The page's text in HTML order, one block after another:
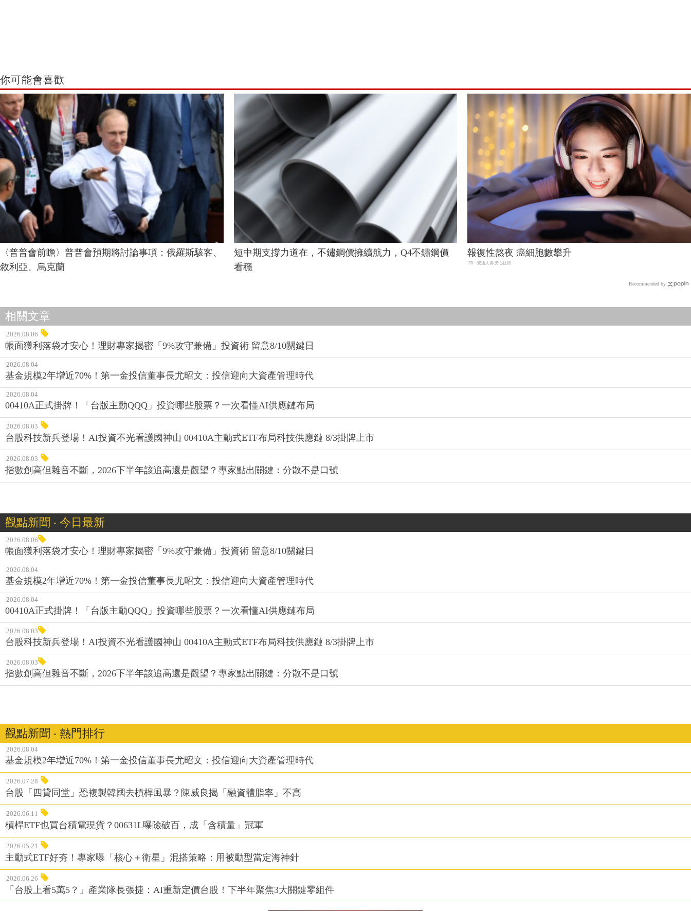
你可能會喜歡
〈普普會前瞻〉普普會預期將討論事項：俄羅斯駭客、
敘利亞、烏克蘭
短中期支撐力道在，不鏽鋼價擁續航力，Q4不鏽鋼價
看穩
報復性熬夜 癌細胞數攀升
PR・安達人壽 安心抗癌
Recommended by
相關文章
2026.08.06
帳面獲利落袋才安心！理財專家揭密「9%攻守兼備」投資術 留意8/10關鍵日
2026.08.04
基金規模2年增近70%！第一金投信董事長尤昭文：投信迎向大資產管理時代
2026.08.04
00410A正式掛牌！「台版主動QQQ」投資哪些股票？一次看懂AI供應鏈布局
2026.08.03
台股科技新兵登場！AI投資不光看護國神山 00410A主動式ETF布局科技供應鏈 8/3掛牌上市
2026.08.03
指數創高但雜音不斷，2026下半年該追高還是觀望？專家點出關鍵：分散不是口號
觀點新聞 ‧ 今日最新
2026.08.06
帳面獲利落袋才安心！理財專家揭密「9%攻守兼備」投資術 留意8/10關鍵日
2026.08.04
基金規模2年增近70%！第一金投信董事長尤昭文：投信迎向大資產管理時代
2026.08.04
00410A正式掛牌！「台版主動QQQ」投資哪些股票？一次看懂AI供應鏈布局
2026.08.03
台股科技新兵登場！AI投資不光看護國神山 00410A主動式ETF布局科技供應鏈 8/3掛牌上市
2026.08.03
指數創高但雜音不斷，2026下半年該追高還是觀望？專家點出關鍵：分散不是口號
觀點新聞 ‧ 熱門排行
2026.08.04
基金規模2年增近70%！第一金投信董事長尤昭文：投信迎向大資產管理時代
2026.07.28
台股「四貸同堂」恐複製韓國去槓桿風暴？陳威良揭「融資體脂率」不高
2026.06.11
槓桿ETF也買台積電現貨？00631L曝險破百，成「含積量」冠軍
2026.05.21
主動式ETF好夯！專家曝「核心＋衛星」混搭策略：用被動型當定海神針
2026.06.26
「台股上看5萬5？」產業隊長張捷：AI重新定價台股！下半年聚焦3大關鍵零組件